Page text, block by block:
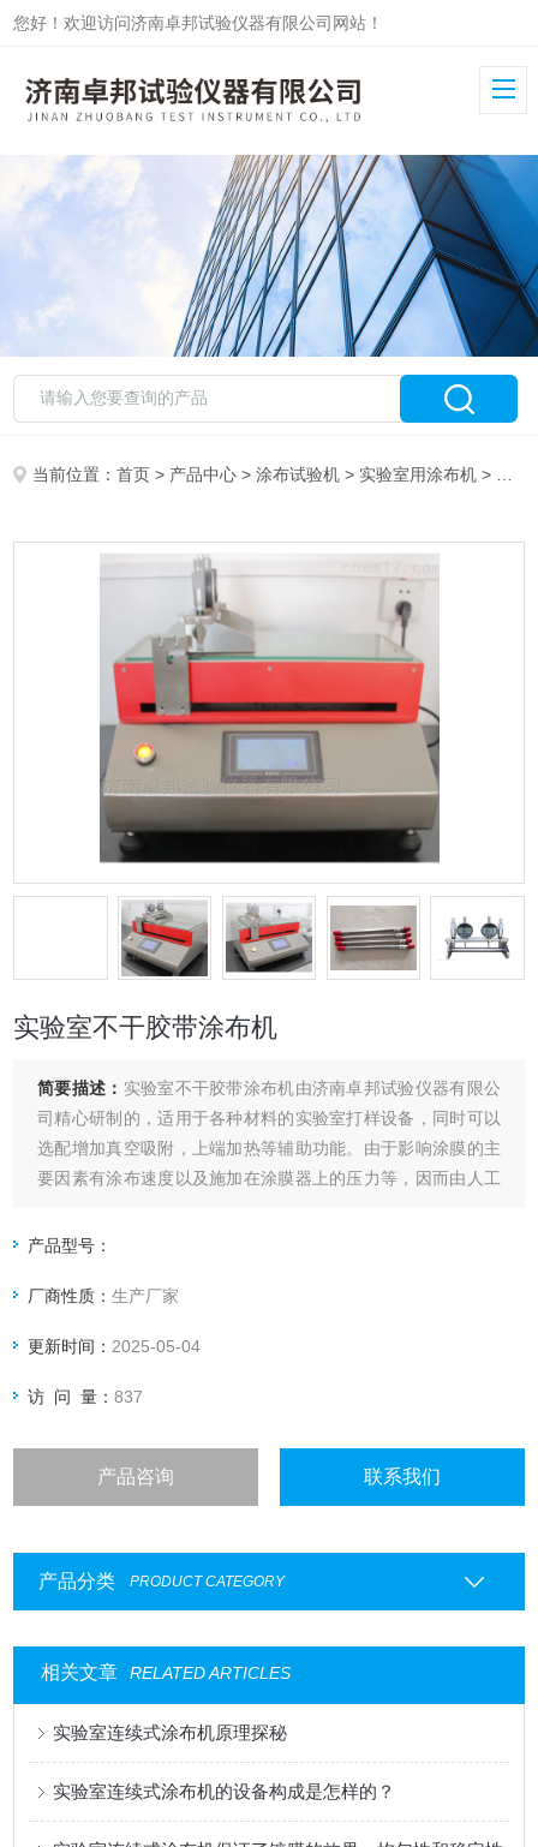
您好！欢迎访问济南卓邦试验仪器有限公司网站！
当前位置：首页 > 产品中心 >涂布试验机 > 实验室用涂布机 > 实验室不干胶带涂布机
实验室不干胶带涂布机
简要描述： 实验室不干胶带涂布机由济南卓邦试验仪器有限公
司精心研制的，适用于各种材料的实验室打样设备，同时可以
选配增加真空吸附，上端加热等辅助功能。由于影响涂膜的主
要因素有涂布速度以及施加在涂膜器上的压力等，因而由人工
更大了，这就给比较样板之间的测试结果带来了困难。本款涂
在根本上解决了，手工涂布的缺点。
产品型号：
厂商性质：生产厂家
更新时间： 2025-05-04
访 问 量：837
产品咨询 联系我们
产品分类 PRODUCT CATEGORY
相关文章 RELATED ARTICLES
实验室连续式涂布机原理探秘
实验室连续式涂布机的设备构成是怎样的？